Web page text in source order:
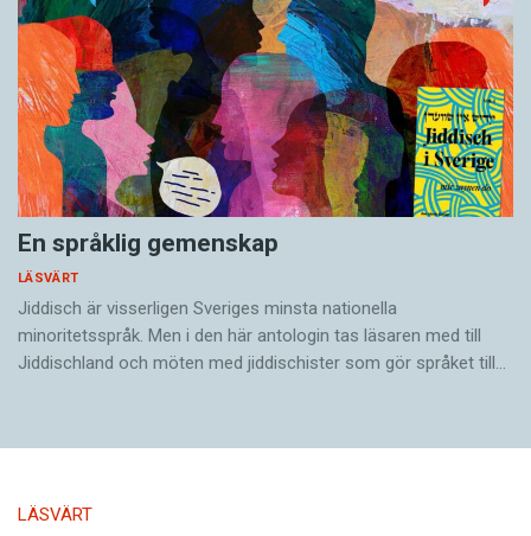
En språklig gemenskap
LÄSVÄRT
Jiddisch är visserligen Sveriges minsta nationella
minoritetsspråk. Men i den här antologin tas läsaren med till
Jiddischland och möten med jiddischister som gör språket till…
LÄSVÄRT